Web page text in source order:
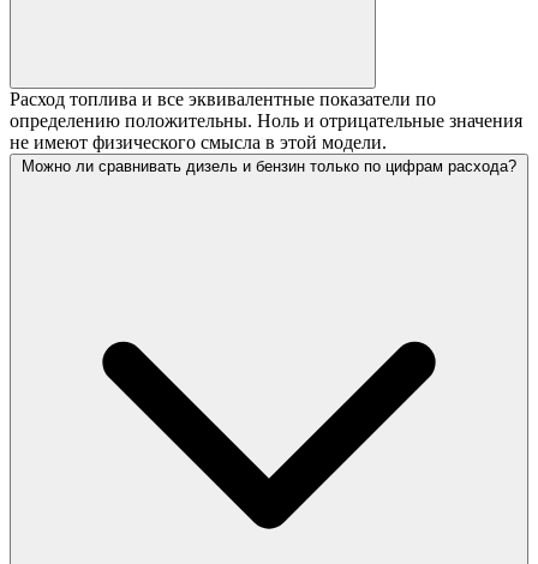
Расход топлива и все эквивалентные показатели по
определению положительны. Ноль и отрицательные значения
не имеют физического смысла в этой модели.
Можно ли сравнивать дизель и бензин только по цифрам расхода?